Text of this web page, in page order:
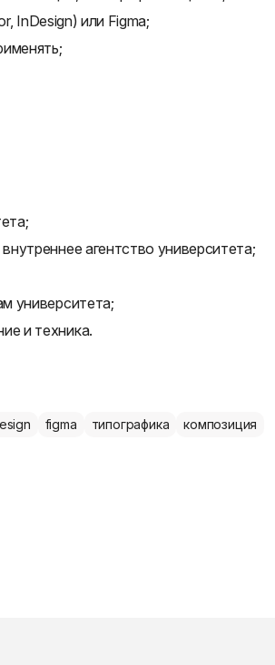
InDesign) или Figma;
агентство университета;
университета;
и техника.
figma типографика
композиция